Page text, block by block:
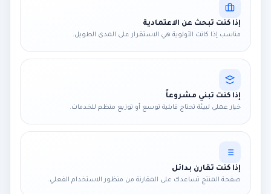
إذا كنت تبحث عن الاعتمادية
مناسب إذا كانت الأولوية هي الاستقرار على المدى الطويل.
إذا كنت تبني مشروعاً
خيار عملي لبيئة تحتاج قابلية توسع أو توزيع منظم للخدمات.
إذا كنت تقارن بدائل
صفحة المنتج تساعدك على المقارنة من منظور الاستخدام الفعلي.